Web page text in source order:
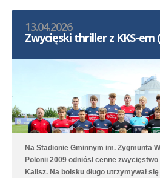
13.04.2026
Zwycięski thriller z KKS-em
Na Stadionie Gminnym im. Zygmunta
Polonii 2009 odniósł cenne
Kalisz. Na boisku długo utrzymywał